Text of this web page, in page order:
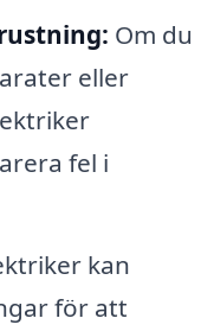
Om du
eller
fel i
kan
för att